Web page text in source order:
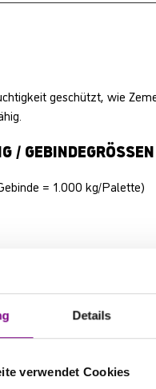
Details
verwendet Cookies
geschützt, wie
/ GEBINDEGRÖSSEN
= 1.000 kg/Palette)
DOWNLOADS
Technische Informationen